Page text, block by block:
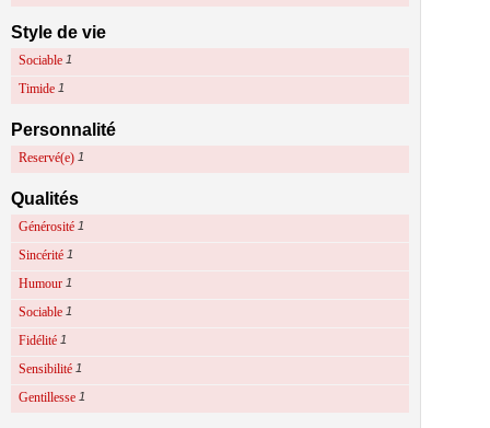
Style de vie
Sociable 1
Timide 1
Personnalité
Reservé(e) 1
Qualités
Générosité 1
Sincérité 1
Humour 1
Sociable 1
Fidélité 1
Sensibilité 1
Gentillesse 1